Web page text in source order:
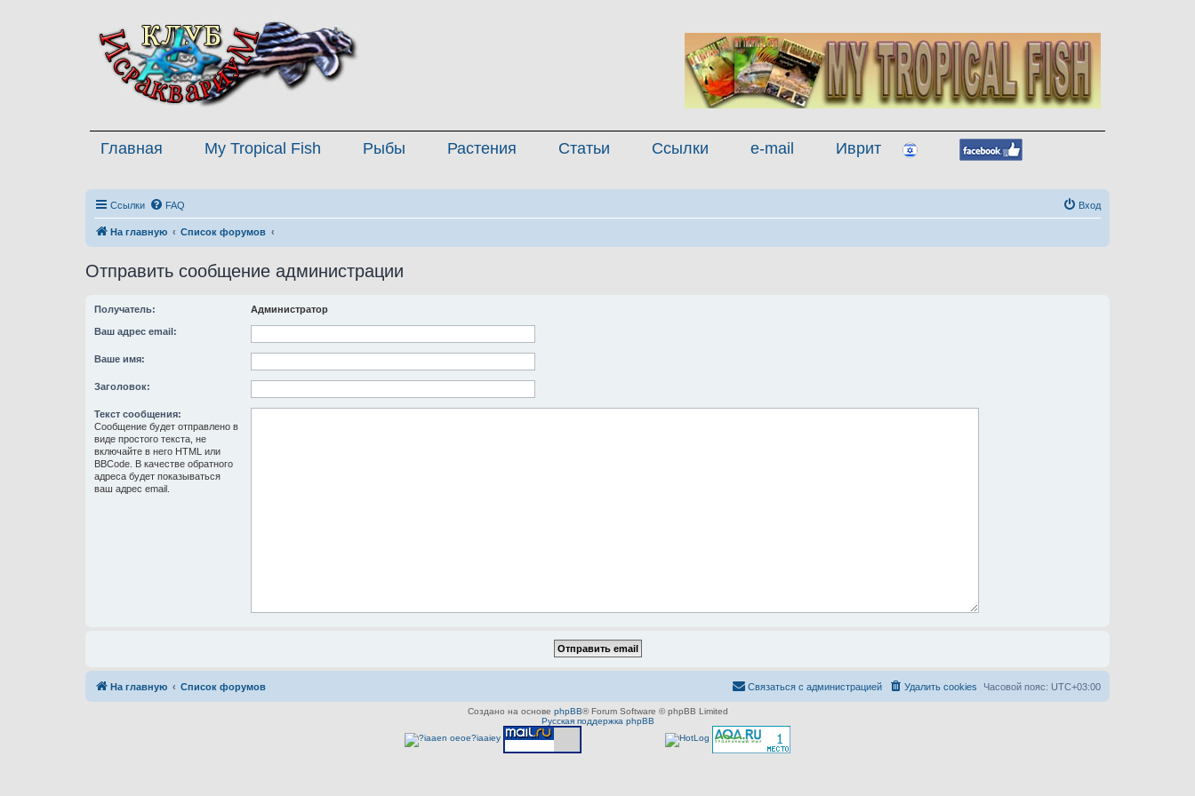
Главная My Tropical Fish Рыбы Растения Статьи Ссылки e-mail Иврит
Ссылки FAQ Вход
На главную Список форумов
Отправить сообщение администрации
Получатель: Администратор
Ваш адрес email:
Ваше имя:
Заголовок:
Текст сообщения:
Сообщение будет отправлено в
виде простого текста, не
включайте в него HTML или
BBCode. В качестве обратного
адреса будет показываться
ваш адрес email.
На главную Список форумов Часовой пояс: UTC+03:00
Удалить cookies
Связаться с администрацией
Создано на основе phpBB® Forum Software © phpBB Limited
Русская поддержка phpBB